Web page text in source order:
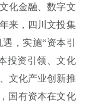
化金融、数字文
来，四川文投集
遇，实施“资本引
投资引领、文化
文化产业创新推
国有资本在文化